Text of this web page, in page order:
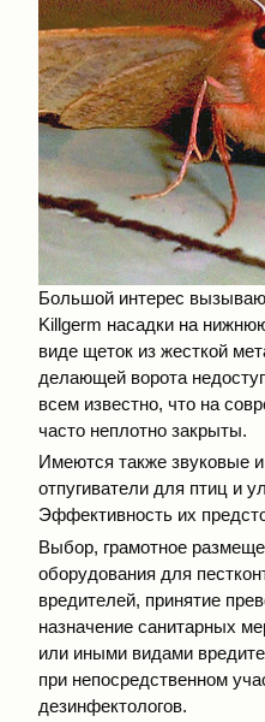
Большой интерес
Killgerm насадки на
виде щеток из жесткой
делающей ворота
всем известно, что на
часто неплотно закрыты.
Имеются также звуковые
отпугиватели для птиц и
Эффективность их
Выбор, грамотное
оборудования для
вредителей, принятие
назначение санитарных
или иными видами
при непосредственном
дезинфектологов.